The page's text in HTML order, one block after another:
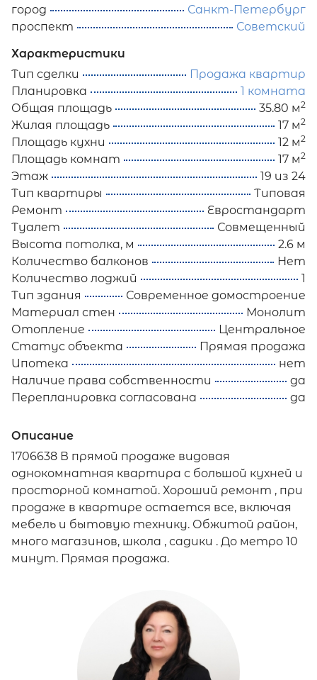
город
Санкт-Петербург
проспект
Советский
Характеристики
Тип сделки
Продажа квартир
Планировка
1 комната
Общая площадь
35.80 м2
Жилая площадь 17 м2
Площадь кухни 12 м2
Площадь комнат 17 м2
Этаж
19 из 24
Тип квартиры
Типовая
Ремонт
Евростандарт
Туалет
Совмещенный
Высота потолка, м
2.6 м
Количество балконов
Нет
Количество лоджий
1
Тип здания
Современное домостроение
Материал стен
Монолит
Отопление
Центральное
Статус объекта
Прямая продажа
Ипотека
нет
Наличие права собственности
да
Перепланировка согласована
да
Описание
1706638 В прямой продаже видовая
однокомнатная квартира с большой кухней и
просторной комнатой. Хороший ремонт , при
продаже в квартире остается все, включая
мебель и бытовую технику. Обжитой район,
много магазинов, школа , садики . До метро 10
минут. Прямая продажа.